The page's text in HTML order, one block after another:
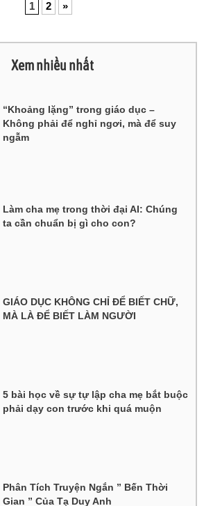
1 2 »
Xem nhiều nhất
“Khoảng lặng” trong giáo dục –
Không phải để nghỉ ngơi, mà để suy
ngẫm
Làm cha mẹ trong thời đại AI: Chúng
ta cần chuẩn bị gì cho con?
GIÁO DỤC KHÔNG CHỈ ĐỂ BIẾT CHỮ,
MÀ LÀ ĐỂ BIẾT LÀM NGƯỜI
5 bài học về sự tự lập cha mẹ bắt buộc
phải dạy con trước khi quá muộn
Phân Tích Truyện Ngắn ” Bến Thời
Gian ” Của Tạ Duy Anh